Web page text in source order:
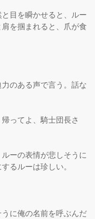
目を瞬かせると、ルー
を掴まれると、爪が食
のある声で言う。話な
ってよ、騎士団長さ
ーの表情が悲しそうに
るルーは珍しい。
に俺の名前を呼ぶんだ